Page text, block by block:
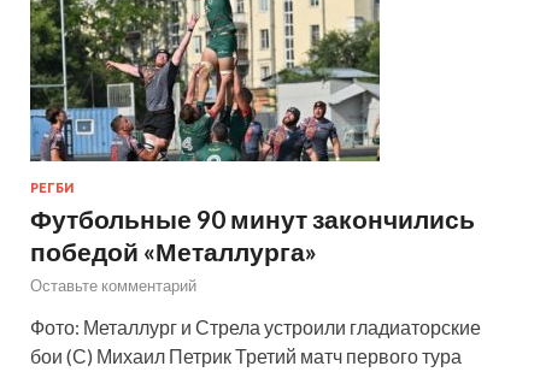
РЕГБИ
Футбольные 90 минут закончились
победой «Металлурга»
Оставьте комментарий
Фото: Металлург и Стрела устроили гладиаторские
бои (С) Михаил Петрик Третий матч первого тура